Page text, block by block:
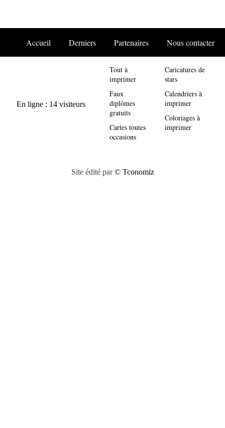
Accueil Derniers Partenaires Nous contacter
Tout à
imprimer
Faux
diplômes
gratuits
Cartes toutes
occasions
Caricatures de
stars
Calendriers à
imprimer
Coloriages à
imprimer
Site édité par© Tconomiz